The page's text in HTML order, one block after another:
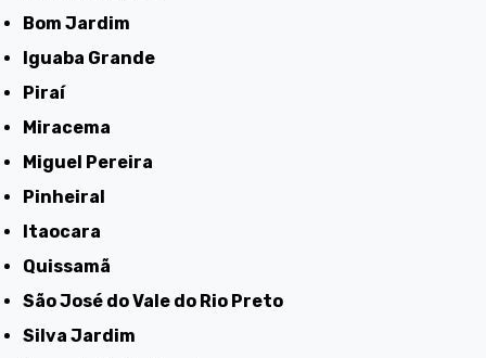
Bom Jardim
Iguaba Grande
Piraí
Miracema
Miguel Pereira
Pinheiral
Itaocara
Quissamã
São José do Vale do Rio Preto
Silva Jardim